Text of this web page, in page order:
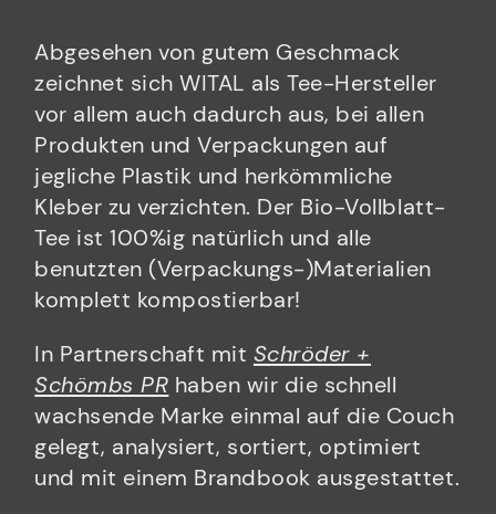
Abgesehen von gutem Geschmack
zeichnet sich WITAL als Tee-Hersteller
vor allem auch dadurch aus, bei allen
Produkten und Verpackungen auf
jegliche Plastik und herkömmliche
Kleber zu verzichten. Der Bio-Vollblatt-
Tee ist 100%ig natürlich und alle
benutzten (Verpackungs-)Materialien
komplett kompostierbar!
In Partnerschaft mit Schröder +
Schömbs PR haben wir die schnell
wachsende Marke einmal auf die Couch
gelegt, analysiert, sortiert, optimiert
und mit einem Brandbook ausgestattet.